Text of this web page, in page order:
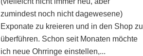
zumindest noch nicht dagewesene)
Exponate zu kreieren und in den Shop zu
überführen. Schon seit Monaten möchte
ich neue Ohrringe einstellen,...